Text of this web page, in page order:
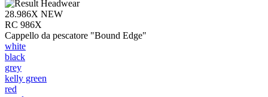
28.986X NEW
RC 986X
Cappello da pescatore "Bound Edge"
white
black
grey
kelly green
red